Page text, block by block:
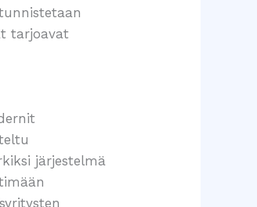
tarjoavat
järjestelmä